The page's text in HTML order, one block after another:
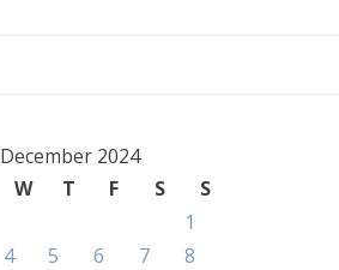
December 2024
W T F S
S
1
4 5 6 7
8